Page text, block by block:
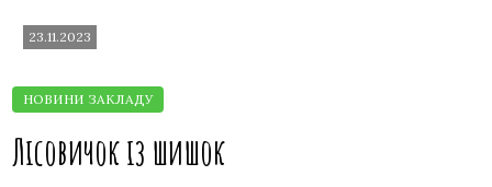
23.11.2023
Лісовичок із шишок